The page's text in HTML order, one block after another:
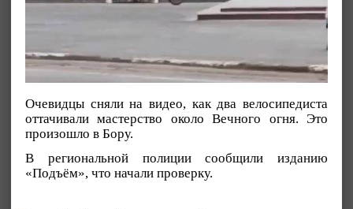
Очевидцы сняли на видео, как два велосипедиста
оттачивали мастерство около Вечного огня. Это
произошло в Бору.
В региональной полиции сообщили изданию
«Подъём», что начали проверку.